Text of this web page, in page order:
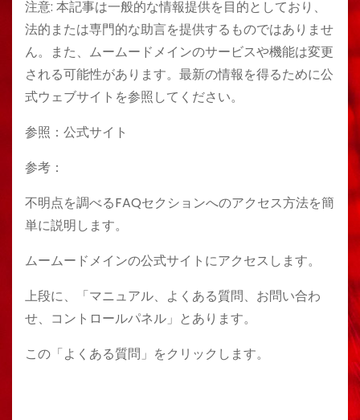
注意: 本記事は一般的な情報提供を目的としており、
法的または専門的な助言を提供するものではありませ
ん。また、ムームードメインのサービスや機能は変更
される可能性があります。最新の情報を得るために公
式ウェブサイトを参照してください。
参照：公式サイト
参考：
不明点を調べるFAQセクションへのアクセス方法を簡
単に説明します。
ムームードメインの公式サイトにアクセスします。
上段に、「マニュアル、よくある質問、お問い合わ
せ、コントロールパネル」とあります。
この「よくある質問」をクリックします。